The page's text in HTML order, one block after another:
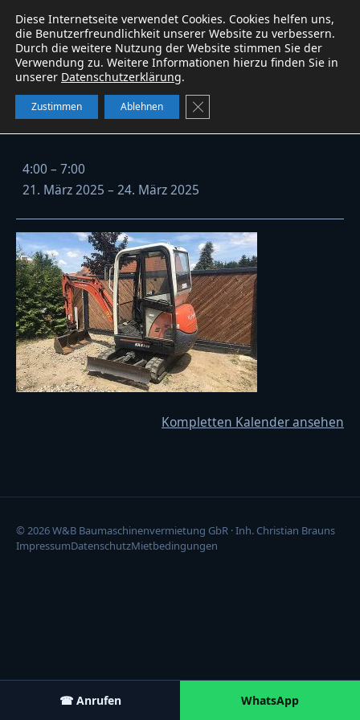
W&BBaumaschinenservice WhatsApp
Kubota KX41-3V vermietet
KX41-
3V
4:00 – 7:00
21. März 2025 – 24. März 2025
Kompletten Kalender ansehen
© 2026 W&B Baumaschinenvermietung GbR · Inh. Christian Brauns
ImpressumDatenschutzMietbedingungen
☎ Anrufen WhatsApp
Diese Internetseite verwendet Cookies. Cookies helfen uns,
die Benutzerfreundlichkeit unserer Website zu verbessern.
Durch die weitere Nutzung der Website stimmen Sie der
Verwendung zu. Weitere Informationen hierzu finden Sie in
unserer Datenschutzerklärung.
Zustimmen Ablehnen GDPR Cookie-Banner